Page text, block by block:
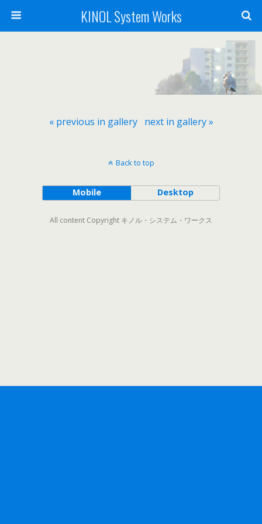
KINOL System Works
« previous in gallery next in gallery »
Back to top
Mobile Desktop
All content Copyright キノル・システム・ワークス